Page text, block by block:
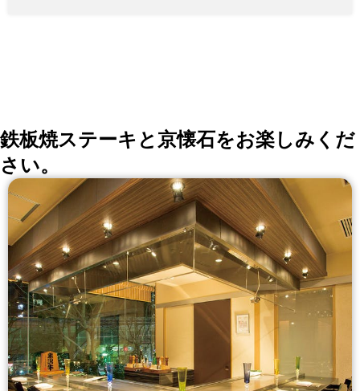
鉄板焼ステーキと京懐石をお楽しみくだ
さい。